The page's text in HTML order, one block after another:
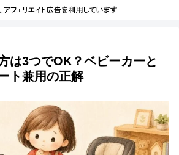
は3つでOK？ベビーカーと
ト兼用の正解